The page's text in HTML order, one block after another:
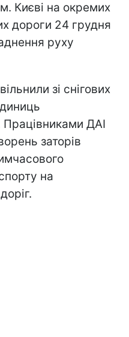
Києві на окремих
дороги 24 грудня
руху
зі снігових
Працівниками ДАІ
заторів
на